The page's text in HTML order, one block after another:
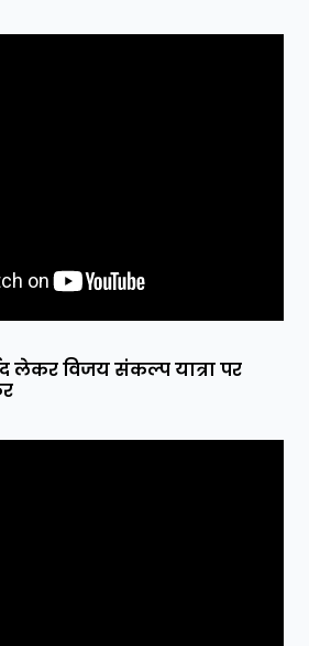
लेकर विजय संकल्प यात्रा पर